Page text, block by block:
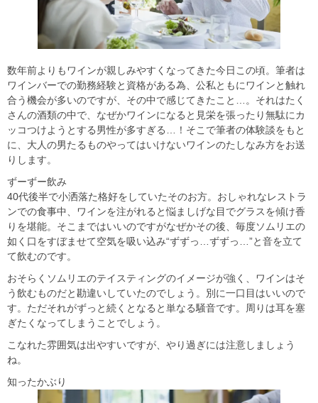
数年前よりもワインが親しみやすくなってきた今日この頃。筆者は
ワインバーでの勤務経験と資格がある為、公私ともにワインと触れ
合う機会が多いのですが、その中で感じてきたこと…。それはたく
さんの酒類の中で、なぜかワインになると見栄を張ったり無駄にカ
ッコつけようとする男性が多すぎる…！そこで筆者の体験談をもと
に、大人の男たるものやってはいけないワインのたしなみ方をお送
りします。
ずーずー飲み
40代後半で小洒落た格好をしていたそのお方。おしゃれなレストラ
ンでの食事中、ワインを注がれると悩ましげな目でグラスを傾け香
りを堪能。そこまではいいのですがなぜかその後、毎度ソムリエの
如く口をすぼませて空気を吸い込み“ずずっ…ずずっ…”と音を立て
て飲むのです。
おそらくソムリエのテイスティングのイメージが強く、ワインはそ
う飲むものだと勘違いしていたのでしょう。別に一口目はいいので
す。ただそれがずっと続くとなると単なる騒音です。周りは耳を塞
ぎたくなってしまうことでしょう。
こなれた雰囲気は出やすいですが、やり過ぎには注意しましょう
ね。
知ったかぶり